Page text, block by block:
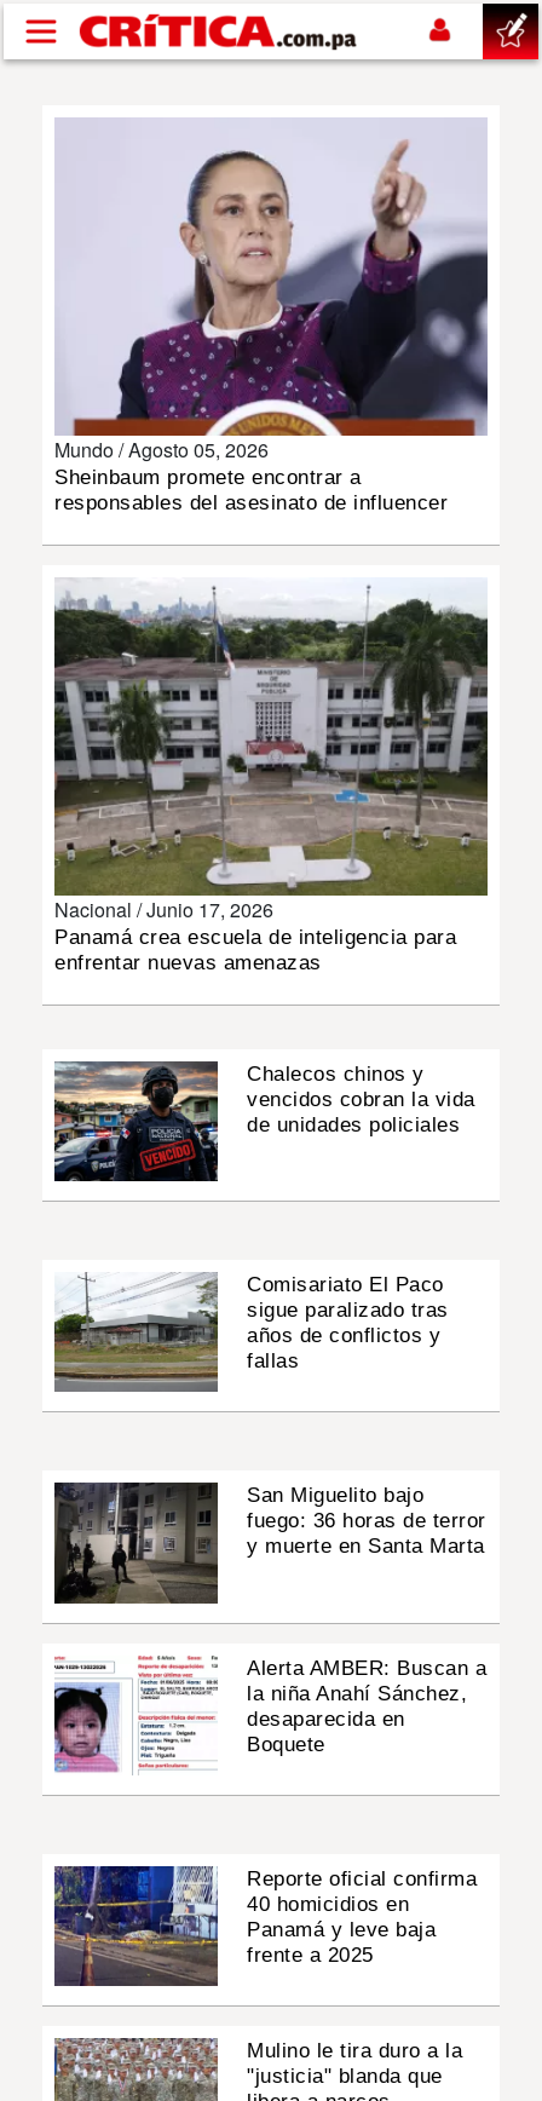
Pasar al contenido principal
DEPORTES
INSÓLITAS
MULTIMEDIA
IMPRESO
Mundo /Agosto 05, 2026
Sheinbaum promete encontrar a
responsables del asesinato de influencer
Nacional /Junio 17, 2026
Panamá crea escuela de inteligencia para
enfrentar nuevas amenazas
Chalecos chinos y
vencidos cobran la vida
de unidades policiales
Comisariato El Paco
sigue paralizado tras
años de conflictos y
fallas
San Miguelito bajo
fuego: 36 horas de terror
y muerte en Santa Marta
Alerta AMBER: Buscan a
la niña Anahí Sánchez,
desaparecida en
Boquete
Reporte oficial confirma
40 homicidios en
Panamá y leve baja
frente a 2025
Mulino le tira duro a la
"justicia" blanda que